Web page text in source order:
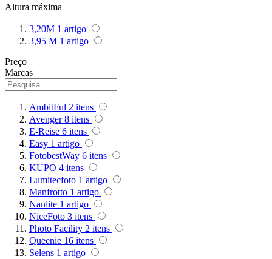
Superior
Sutefoto
SYD
Tiffen
Tilta
Tolifo
Triopo
Tsunami
Tulipa
Altura máxima
3,20M 1 artigo
3,95 M 1 artigo
Preço
Marcas
AmbitFul 2 itens
Avenger 8 itens
E-Reise 6 itens
Easy 1 artigo
FotobestWay 6 itens
KUPO 4 itens
Lumitecfoto 1 artigo
Manfrotto 1 artigo
Nanlite 1 artigo
NiceFoto 3 itens
Photo Facility 2 itens
Queenie 16 itens
Selens 1 artigo